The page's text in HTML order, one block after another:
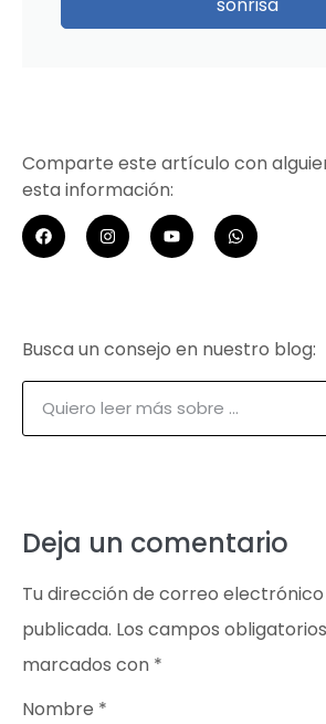
Comparte este artículo con
esta información:
Busca un consejo en nuestro blog:
Deja un comentario
Tu dirección de correo
publicada. Los campos
marcados con *
Nombre *